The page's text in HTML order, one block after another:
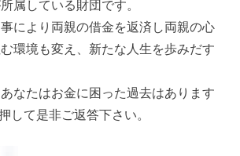
属している財団です。
により両親の借金を返済し両親の心
環境も変え、新たな人生を歩みだす
なたはお金に困った過去はあります
して是非ご返答下さい。